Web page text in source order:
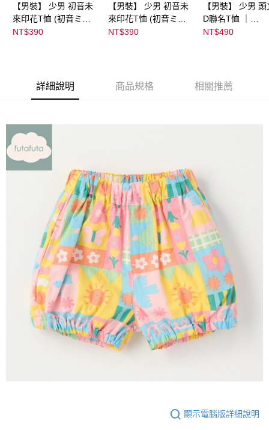
【男裝】 少男 初音未
來印花T恤 (初音ミク)
｜
NT$390
【男裝】 少男 初音未
來印花T恤 (初音ミク)
｜
NT$390
【男裝】 少男
D聯名T恤 ｜
NT$490
詳細說明 商品規格 相關推薦
顯示電腦版詳細說明